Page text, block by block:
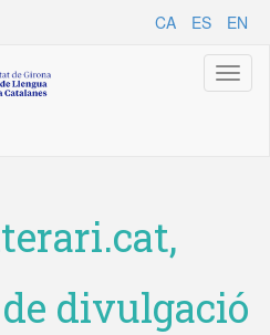
CA ES EN
divulgació